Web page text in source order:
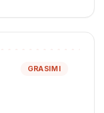
GRASIMI